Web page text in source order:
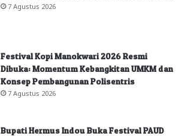
7 Agustus 2026
Festival Kopi Manokwari 2026 Resmi
Dibuka: Momentum Kebangkitan UMKM dan
Konsep Pembangunan Polisentris
7 Agustus 2026
Bupati Hermus Indou Buka Festival PAUD